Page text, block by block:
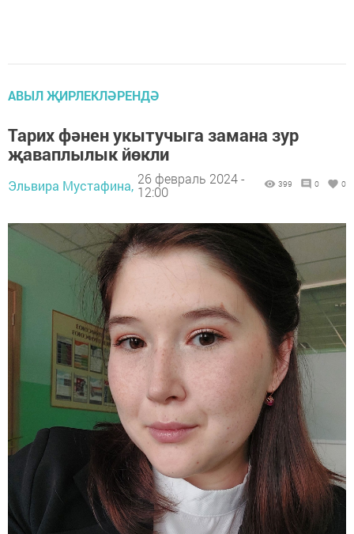
АВЫЛ ҖИРЛЕКЛӘРЕНДӘ
Тарих фәнен укытучыга замана зур
җаваплылык йөкли
Эльвира Мустафина, 26 февраль 2024 -
12:00
399 0 0